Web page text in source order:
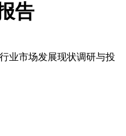
告
业市场发展现状调研与投